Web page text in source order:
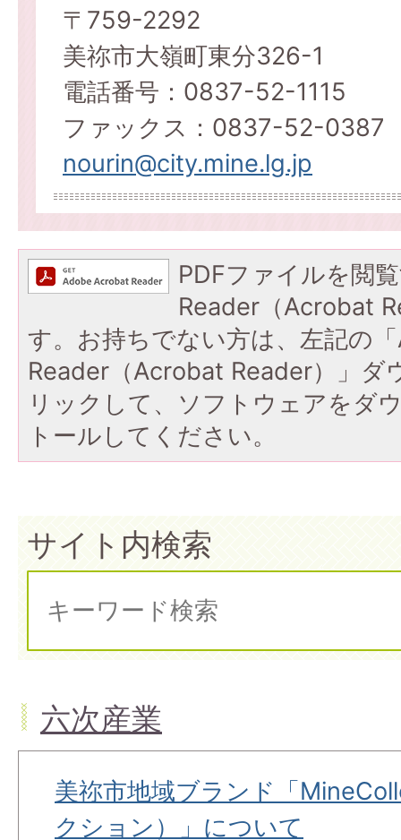
〒759-2292
美祢市大嶺町東分326-1
電話番号：0837-52-1115
ファックス：0837-52-0387
nourin@city.mine.lg.jp
PDFファイルを閲
Reader（Acrobat
す。お持ちでない方は、左記の
Reader（Acrobat Reader）」ダ
リックして、ソフトウェアをダ
トールしてください。
サイト内検索
六次産業
美祢市地域ブランド「
クション）」について